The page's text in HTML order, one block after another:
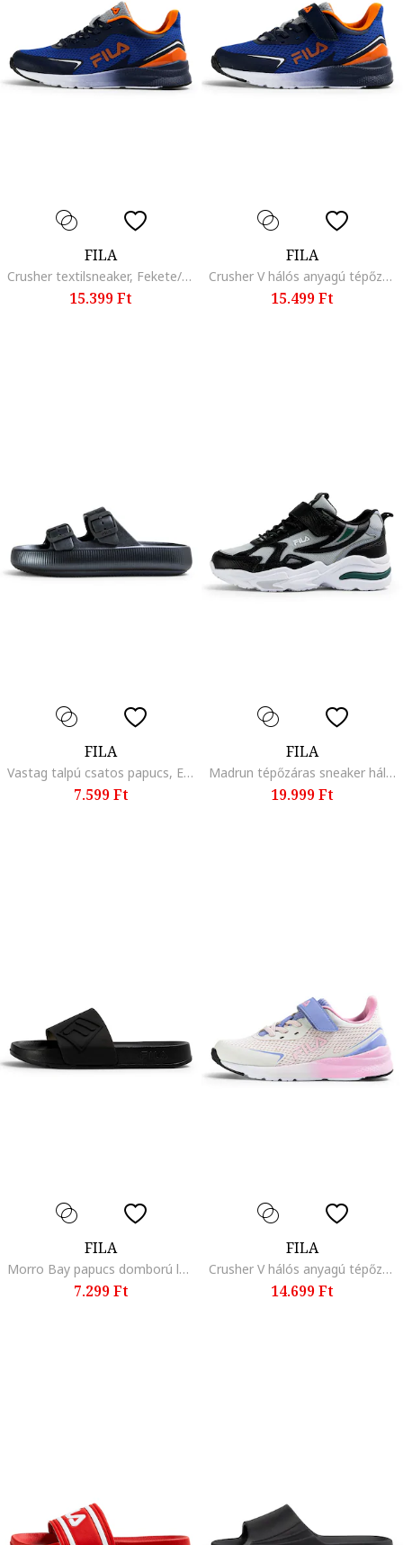
FILA
Crusher textilsneaker, Fekete/Narancssárga/Királykék
15.399 Ft
FILA
Crusher V hálós anyagú tépőzáras sneaker, Mandarinszín/Királykék/Tengerészkék
15.499 Ft
FILA
Vastag talpú csatos papucs, Ezüstszín
7.599 Ft
FILA
Madrun tépőzáras sneaker hálós részletekkel, Fekete/Halványzöld/Angolzöld
19.999 Ft
FILA
Morro Bay papucs domború logóval, Fekete
7.299 Ft
FILA
Crusher V hálós anyagú tépőzáras sneaker, Fehér/Levendulakék/Világos rózsaszín
14.699 Ft